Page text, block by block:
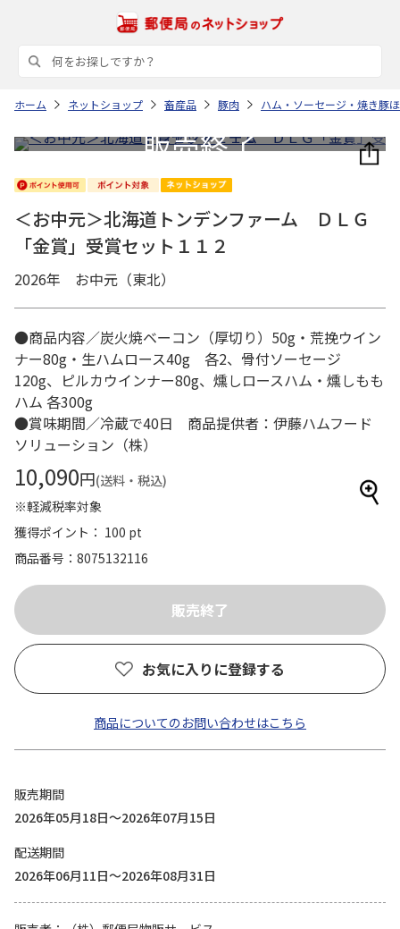
ホーム ネットショップ 畜産品 豚肉 ハム・ソーセージ・焼き豚
＜お中元＞北海道トンデンファーム ＤＬＧ
「金賞」受賞セット１１２
2026年 お中元（東北）
●商品内容／炭火焼ベーコン（厚切り）50g・荒挽ウイン
ナー80g・生ハムロース40g 各2、骨付ソーセージ
120g、ピルカウインナー80g、燻しロースハム・燻しもも
ハム 各300g
●賞味期間／冷蔵で40日 商品提供者：伊藤ハムフード
ソリューション（株）
10,090円(送料・税込)
※軽減税率対象
獲得ポイント： 100 pt
商品番号
8075132116
お気に入りに登録する
商品についてのお問い合わせはこちら
販売期間
2026年05月18日～2026年07月15日
配送期間
2026年06月11日～2026年08月31日